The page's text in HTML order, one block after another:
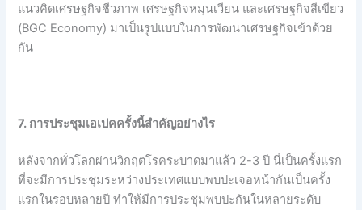
แนวคิดเศรษฐกิจชีวภาพ เศรษฐกิจหมุนเวียน และเศรษฐกิจสีเขียว
(BGC Economy) มาเป็นรูปแบบในการพัฒนาเศรษฐกิจเข้าด้วย
กัน
7. การประชุมเอเปคครั้งนี้สำคัญอย่างไร
หลังจากทั่วโลกผ่านวิกฤตโรคระบาดมาแล้ว 2-3 ปี นี่เป็นครั้งแรก
ที่จะมีการประชุมระหว่างประเทศแบบพบปะเจอหน้ากันเป็นครั้ง
แรกในรอบหลายปี ทำให้มีการประชุมพบปะกันในหลายระดับ